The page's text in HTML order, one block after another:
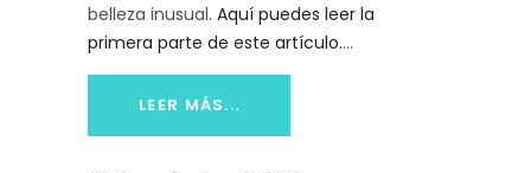
belleza inusual. Aquí puedes leer la
primera parte de este artículo.
LEER MÁS...